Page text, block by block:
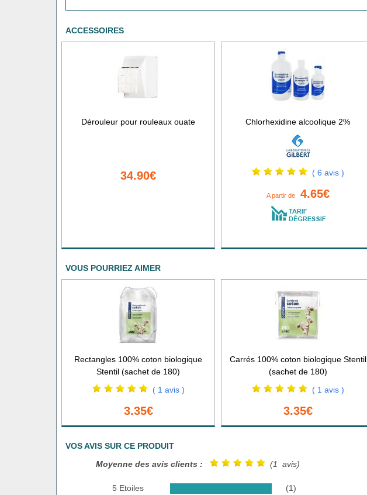
ACCESSOIRES
Dérouleur pour rouleaux ouate
34.90€
Chlorhexidine alcoolique 2%
( 6 avis )
A partir de 4.65€
VOUS POURRIEZ AIMER
Rectangles 100% coton biologique
Stentil (sachet de 180)
( 1 avis )
3.35€
Carrés 100% coton biologique Stentil
(sachet de 180)
( 1 avis )
3.35€
VOS AVIS SUR CE PRODUIT
Moyenne des avis clients :
(1 avis)
5 Etoiles
(1)